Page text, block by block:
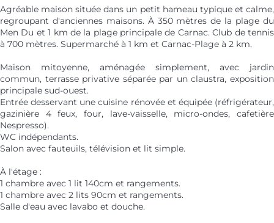
Agréable maison située dans un petit hameau typique et calme,
regroupant d'anciennes maisons. À 350 mètres de la plage du
Men Du et 1 km de la plage principale de Carnac. Club de tennis
à 700 mètres. Supermarché à 1 km et Carnac-Plage à 2 km.
Maison mitoyenne, aménagée simplement, avec jardin
commun, terrasse privative séparée par un claustra, exposition
principale sud-ouest.
Entrée desservant une cuisine rénovée et équipée (réfrigérateur,
gazinière 4 feux, four, lave-vaisselle, micro-ondes, cafetière
Nespresso).
WC indépendants.
Salon avec fauteuils, télévision et lit simple.
À l'étage :
1 chambre avec 1 lit 140cm et rangements.
1 chambre avec 2 lits 90cm et rangements.
Salle d'eau avec lavabo et douche.